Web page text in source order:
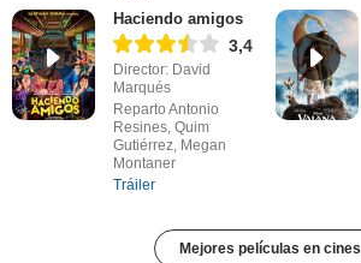
Haciendo amigos
3,4
Director: David
Marqués
Reparto Antonio
Resines, Quim
Gutiérrez, Megan
Montaner
Tráiler
Mejores películas en cines